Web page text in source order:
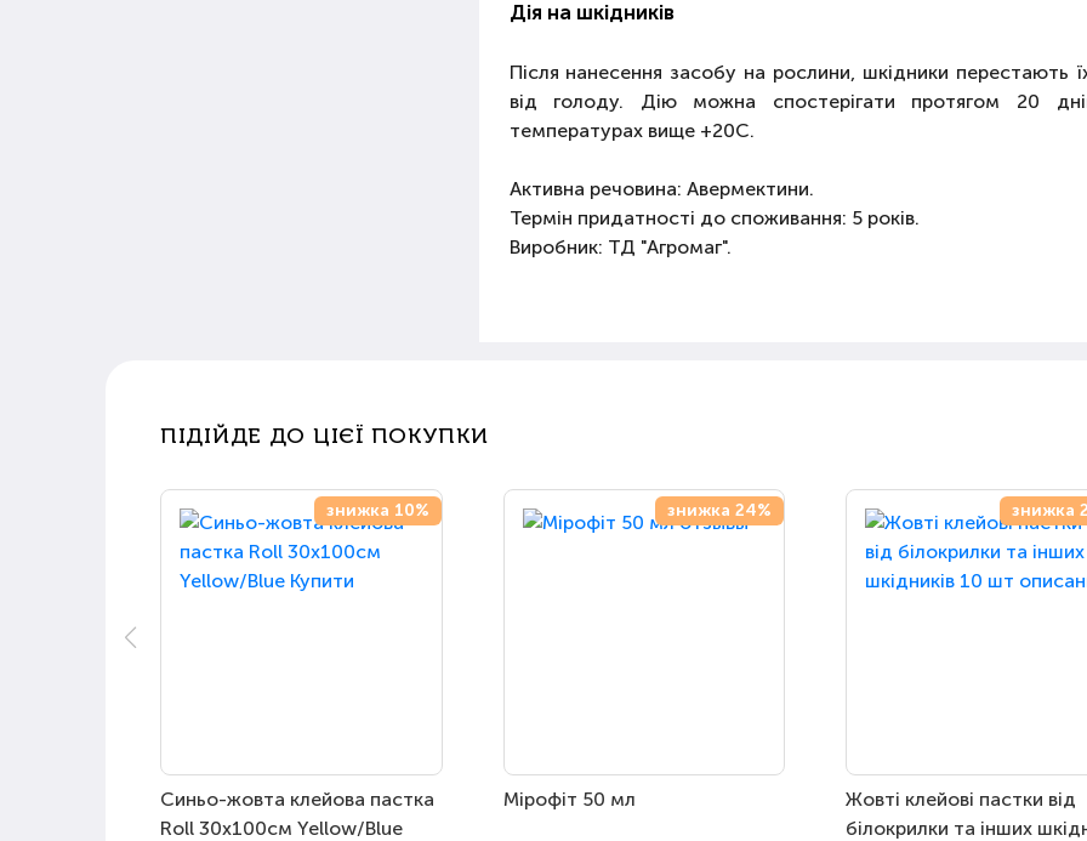
Дія на шкідників
Після нанесення засобу на рослини, шкідники перестають
від голоду. Дію можна спостерігати протягом 20
температурах вище +20С.
Активна речовина: Авермектини.
Термін придатності до споживання: 5 років.
Виробник: ТД "Агромаг".
ПІДІЙДЕ ДО ЦІЄЇ ПОКУПКИ
знижка 10%
Синьо-жовта клейова пастка
Roll 30х100см Yellow/Blue
знижка 24%
Мірофіт 50 мл
знижка
Жовті клейові пастки від
білокрилки та інших